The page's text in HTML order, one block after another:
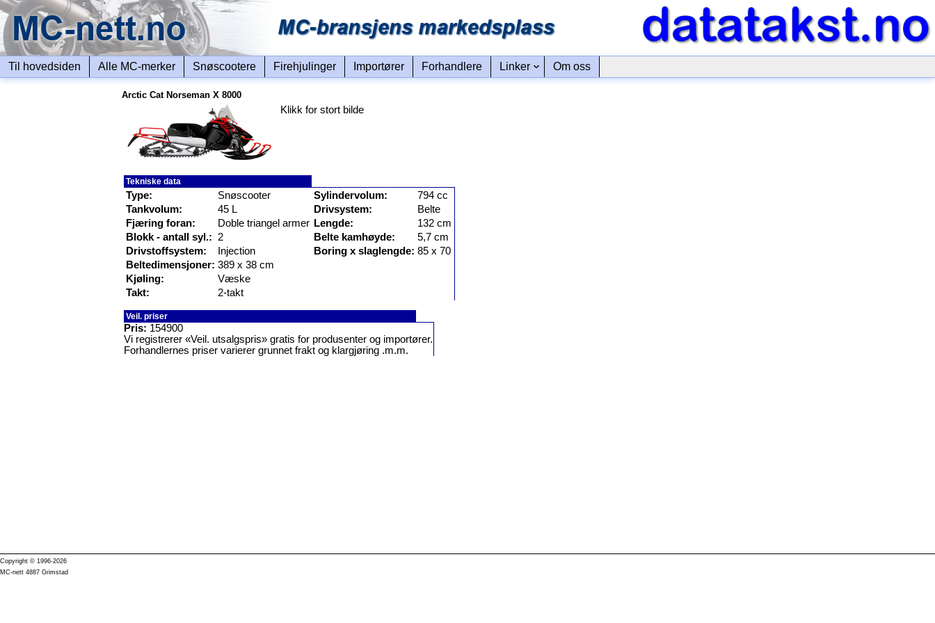
Til hovedsiden Alle MC-merker Snøscootere Firehjulinger Importører Forhandlere Linker Om oss
Arctic Cat Norseman X 8000
Klikk for stort bilde
Tekniske data
Type:
Snøscooter
Tankvolum:
45 L
Fjæring foran:
Doble triangel armer
Blokk - antall syl.:
2
Drivstoffsystem:
Injection
Beltedimensjoner: 389 x 38 cm
Kjøling:
Væske
Takt:
2-takt
Sylindervolum:
794 cc
Drivsystem:
Belte
Lengde:
132 cm
Belte kamhøyde:
5,7 cm
Boring x slaglengde: 85 x 70
Veil. priser
Pris: 154900
Vi registrerer «Veil. utsalgspris» gratis for produsenter og importører.
Forhandlernes priser varierer grunnet frakt og klargjøring .m.m.
Copyright © 1996-2026
MC-nett 4887 Grimstad